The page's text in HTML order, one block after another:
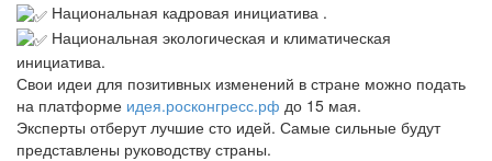
Национальная кадровая инициатива .
Национальная экологическая и климатическая
инициатива.
Свои идеи для позитивных изменений в стране можно подать
на платформе идея.росконгресс.рф до 15 мая.
Эксперты отберут лучшие сто идей. Самые сильные будут
представлены руководству страны.